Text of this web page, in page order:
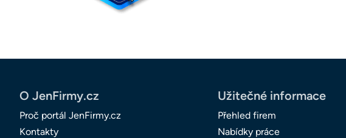
O JenFirmy.cz
Proč portál JenFirmy.cz
Kontakty
Užitečné informace
Přehled firem
Nabídky práce